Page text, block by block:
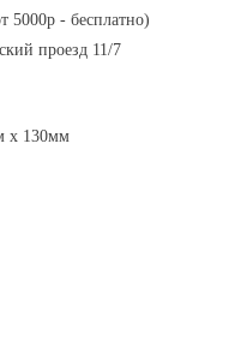
5000р - бесплатно)
проезд 11/7
x 130мм